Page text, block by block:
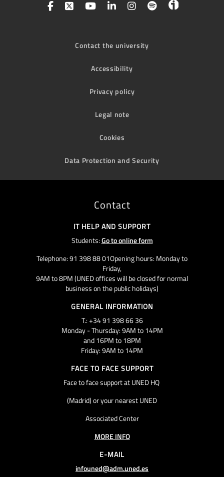
Contact the university
Accessibility
Privacy policy
Legal note
Cookies
Data Protection and Security
Contact
IT HELP AND SUPPORT
Students:Go to online form
Telephone: 91 398 88 01Opening hours: Monday to
Friday,
9AM to 8PM (UNED offices will be closed for normal
business on the public holidays)
GENERAL INFORMATION
T.: +34 91 398 66 36
Monday - Thursday: 9AM to 14PM
and 16PM to 18PM
Friday: 9AM to 14PM
FACE TO FACE SUPPORT
Face to face support at UNED HQ
(Madrid) or your nearest UNED
Associated Center
MORE INFO
E-MAIL
infouned@adm.uned.es